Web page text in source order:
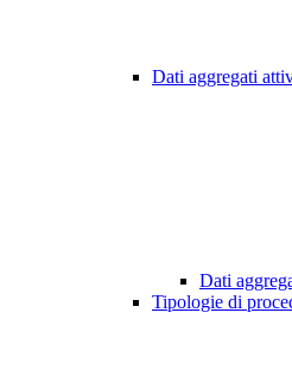
Dati aggregati
Dati
Tipologie di